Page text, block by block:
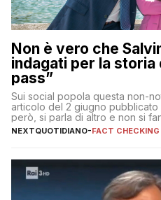
Non è vero che
indagati per la storia
pass”
Sui social popola questa non-
articolo del 2 giugno pubblicato
però, si parla di altro e non si
Fratelli d’Italia
NEXTQUOTIDIANO-FACT CHECKING